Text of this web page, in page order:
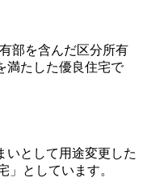
部を含んだ区分所有
満たした優良住宅で
いとして用途変更した
」としています。